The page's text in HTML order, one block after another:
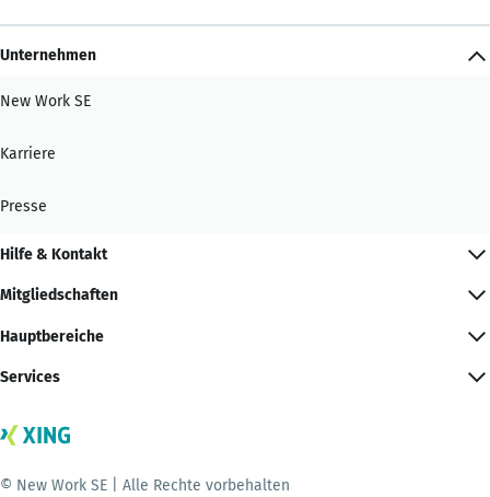
Unternehmen
New Work SE
Karriere
Presse
Hilfe & Kontakt
Mitgliedschaften
Hauptbereiche
Services
© New Work SE | Alle Rechte vorbehalten